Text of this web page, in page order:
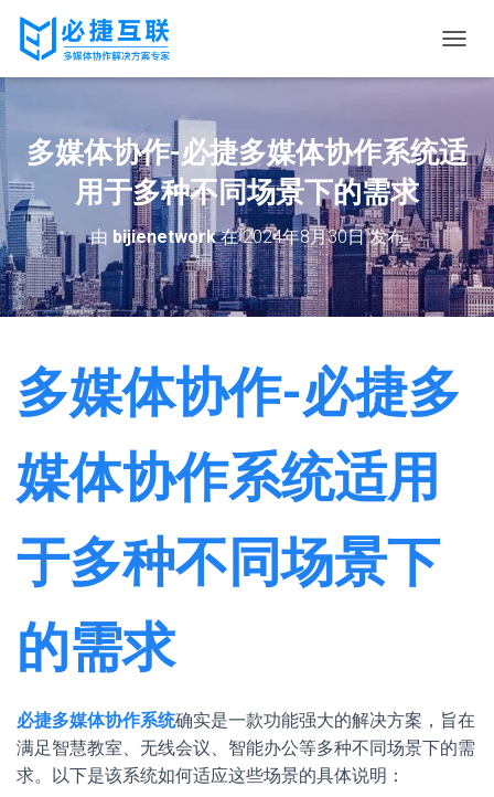
换
多媒体协作-必捷多媒体协作系统适
用于多种不同场景下的需求
由 bijienetwork在2024年8月30日发布
多媒体协作-必捷多
媒体协作系统适用
于多种不同场景下
的需求
必捷多媒体协作系统确实是一款功能强大的解决方案，旨在
满足智慧教室、无线会议、智能办公等多种不同场景下的需
求。以下是该系统如何适应这些场景的具体说明：